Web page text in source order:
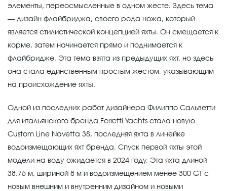
элементы, переосмысленные в одном жесте. Здесь тема
— дизайн флайбриджа, своего рода ножа, который
является стилистической концепцией яхты. Он смещается к
корме, затем начинается прямо и поднимается к
флайбридже. Эта тема взята из предыдущих яхт, но здесь
она стала единственным простым жестом, указывающим
на происхождение яхты.
Одной из последних работ дизайнера Филиппо Сальветти
для итальянского бренда Ferretti Yachts стала новую
Custom Line Navetta 38, последняя яхта в линейке
водоизмещающих яхт бренда. Спуск первой яхты этой
модели на воду ожидается в 2024 году. Эта яхта длиной
38.76 м, шириной 8 м и водоизмещением менее 300 GT с
новым внешним и внутренним дизайном и новыми